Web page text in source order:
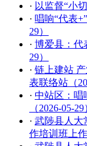
· 以监督“小
· 唱响“代表
29）
· 博爱县：代
29）
· 链上建站
表联络站（
· 中站区：唱
（2026-05-29
· 武陟县人大
作培训班上作